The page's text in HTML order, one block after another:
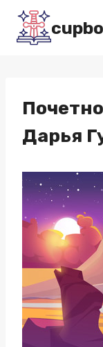
Перейти
содержимому
Дарья